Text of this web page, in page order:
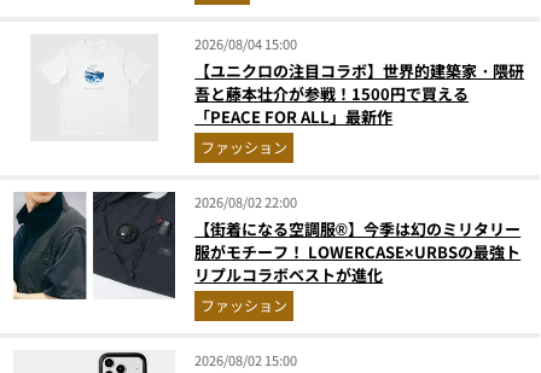
2026/08/04 15:00
【ユニクロの注目コラボ】世界的建築家・隈研
吾と藤本壮介が参戦！1500円で買える
「PEACE FOR ALL」最新作
ファッション
2026/08/02 22:00
【街着になる空調服®】今季は幻のミリタリー
服がモチーフ！ LOWERCASE×URBSの最強ト
リプルコラボベストが進化
ファッション
2026/08/02 15:00